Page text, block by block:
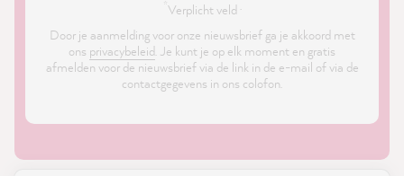
Verplicht veld ·
Door je aanmelding voor onze nieuwsbrief ga je akkoord met
ons privacybeleid. Je kunt je op elk moment en gratis
afmelden voor de nieuwsbrief via de link in de e-mail of via de
contactgegevens in ons colofon.
21,903Reviews